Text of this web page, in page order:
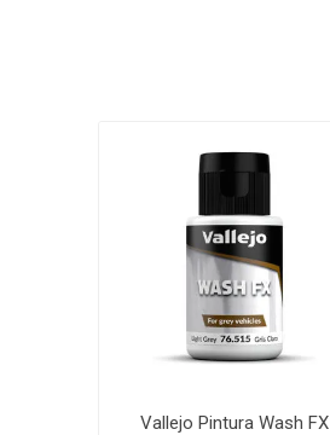
Vallejo Pintura Wash FX